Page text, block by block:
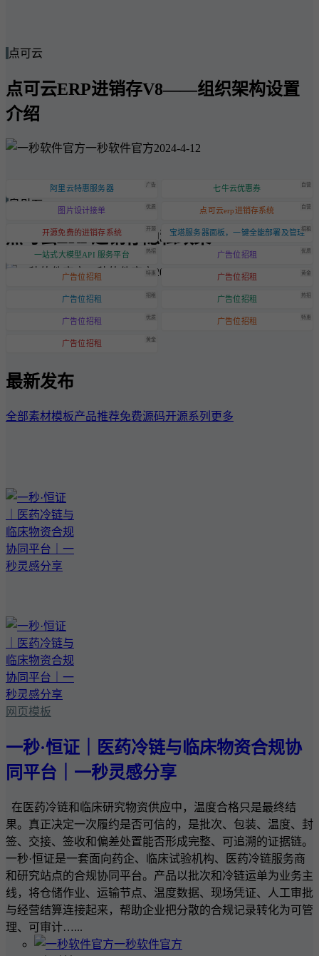
点可云
点可云ERP进销存V8——组织架构设置
介绍
一秒软件官方2024-4-12
点可云
点可云ERP进销存隐私政策
一秒软件官方2024-6-20
阿里云特惠服务器 广告 七牛云优惠券 自营
图片设计接单 优质 点可云erp进销存系统 自营
开源免费的进销存系统 开源 宝塔服务器面板，一键全能部署及管理招租
一站式大模型API 服务平台 热招 广告位招租 优质
广告位招租 特惠 广告位招租 黄金
广告位招租 招租 广告位招租 热招
广告位招租 优质 广告位招租 特惠
广告位招租 黄金
最新发布
全部素材模板产品推荐免费源码开源系列 更多
网页模板
一秒·恒证｜医药冷链与临床物资合规协
同平台｜一秒灵感分享
在医药冷链和临床研究物资供应中，温度合格只是最终结
果。真正决定一次履约是否可信的，是批次、包装、温度、封
签、交接、签收和偏差处置能否形成完整、可追溯的证据链。
一秒·恒证是一套面向药企、临床试验机构、医药冷链服务商
和研究站点的合规协同平台。产品以批次和冷链运单为业务主
线，将仓储作业、运输节点、温度数据、现场凭证、人工审批
与经营结算连接起来，帮助企业把分散的合规记录转化为可管
理、可审计…...
一秒软件官方